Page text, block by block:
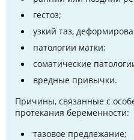
гестоз;
узкий таз,
патологии матки;
соматические
вредные привычки.
Причины, связанные с
протекания беременности:
тазовое предлежание;